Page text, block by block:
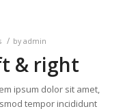
/ by admin
& right
ipsum dolor sit amet,
tempor incididunt